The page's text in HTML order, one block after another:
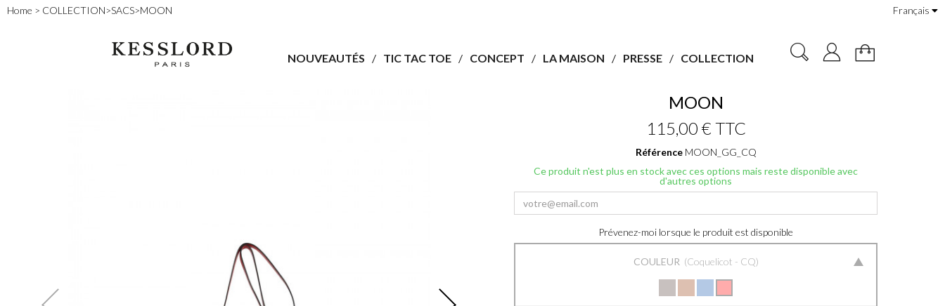
Home > COLLECTION>SACS>MOON Français
NOUVEAUTÉS TIC TAC TOE CONCEPT LA MAISON PRESSE COLLECTION
MOON
115,00 € TTC
Référence MOON_GG_CQ
Ce produit n'est plus en stock avec ces options mais reste disponible avec
d'autres options
Prévenez-moi lorsque le produit est disponible
COULEUR Coquelicot - CQ